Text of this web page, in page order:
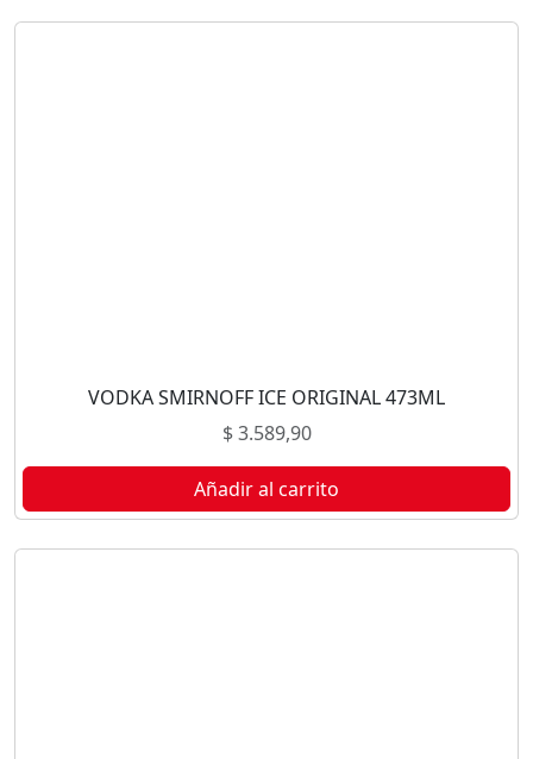
VODKA SMIRNOFF ICE ORIGINAL 473ML
$3.589,90
Añadir al carrito